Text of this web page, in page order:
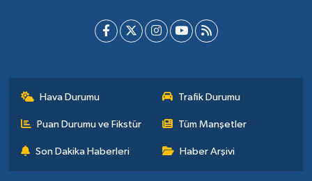
Hava Durumu Trafik Durumu
Puan Durumu ve Fikstür Tüm Manşetler
Son Dakika Haberleri Haber Arşivi